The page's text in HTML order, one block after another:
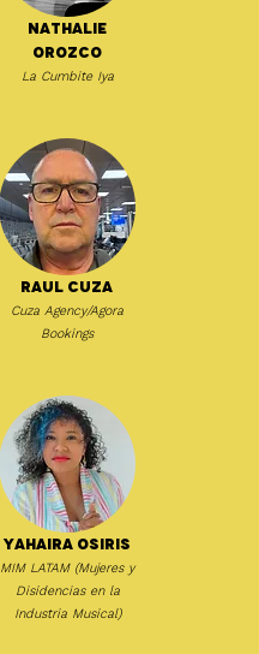
Nathalie
Orozco
La Cumbite Iya
Raul Cuza
Cuza Agency/Agora
Bookings
Yahaira Osiris
MIM LATAM (Mujeres y
Disidencias en la
Industria Musical)